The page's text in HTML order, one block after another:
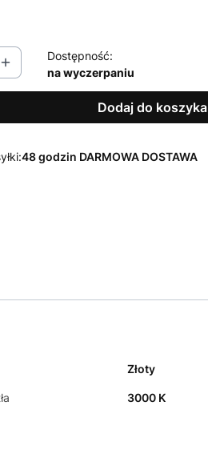
Dostępność:
na wyczerpaniu
Dodaj do koszyka
48 godzin DARMOWA DOSTAWA
Złoty
3000 K